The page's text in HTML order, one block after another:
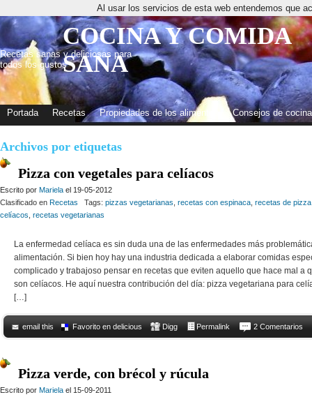
COCINA Y COMIDA
SANA
Recetas sanas y deliciosas para
todos los gustos
Portada Recetas Propiedades de los alimentos Consejos de cocina
Archivos por etiquetas
Pizza con vegetales para celíacos
Escrito por Mariela el 19-05-2012
Clasificado en Recetas Tags: pizzas vegetarianas recetas con espinaca recetas de pizza
celíacos recetas vegetarianas
La enfermedad celíaca es sin duda una de las enfermedades más
alimentación. Si bien hoy hay una industria dedicada a elaborar comidas
complicado y trabajoso pensar en recetas que eviten aquello que hace mal a
son celíacos. He aquí nuestra contribución del día: pizza vegetariana para
[…]
email this Favorito en delicious Digg Permalink 2 Comentarios
Pizza verde, con brécol y rúcula
Escrito por Mariela el 15-09-2011
Al usar los servicios de esta web entendemos que